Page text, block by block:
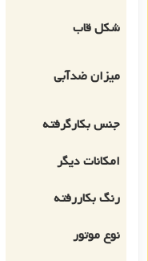
شکل قاب
میزان ضدآبی
جنس بکارگرفته
امکانات دیگر
رنگ بکاررفته
نوع موتور